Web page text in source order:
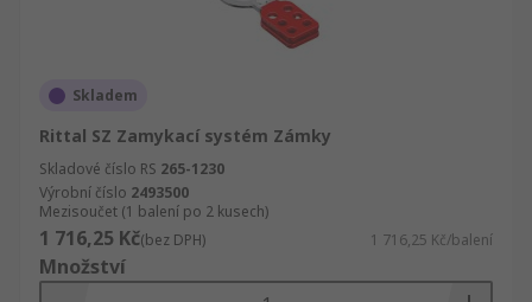
Skladem
Rittal SZ Zamykací systém Zámky
Skladové číslo RS 265-1230
Výrobní číslo 2493500
Mezisoučet (1 balení po 2 kusech)
1 716,25 Kč(bez DPH) 1 716,25 Kč/balení
Množství